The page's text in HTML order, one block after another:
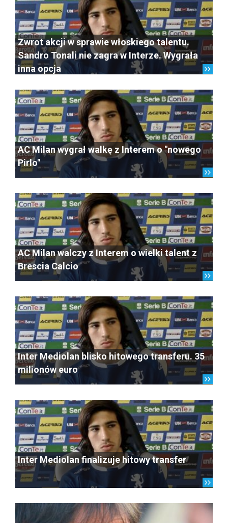
Zwrot akcji w sprawie włoskiego talentu.
Sandro Tonali nie zagra w Interze. Wygrała
inna opcja
AC Milan wygrał walkę z Interem o "nowego
Pirlo"
AC Milan walczy z Interem o wielki talent z
Brescia Calcio
Inter Mediolan blisko hitowego transferu. 35
milionów euro
Inter Mediolan finalizuje hitowy transfer